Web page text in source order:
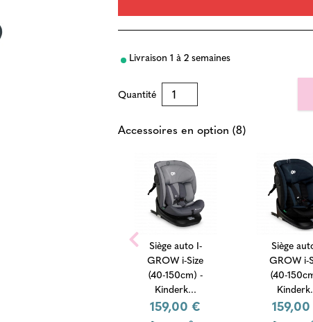
Livraison 1 à 2 semaines
Quantité
Accessoires en option (8)
Siège auto I-
GROW i-Size
(40-150cm) -
Kinderk...
159,00 €
Siège
GROW i-
(40-